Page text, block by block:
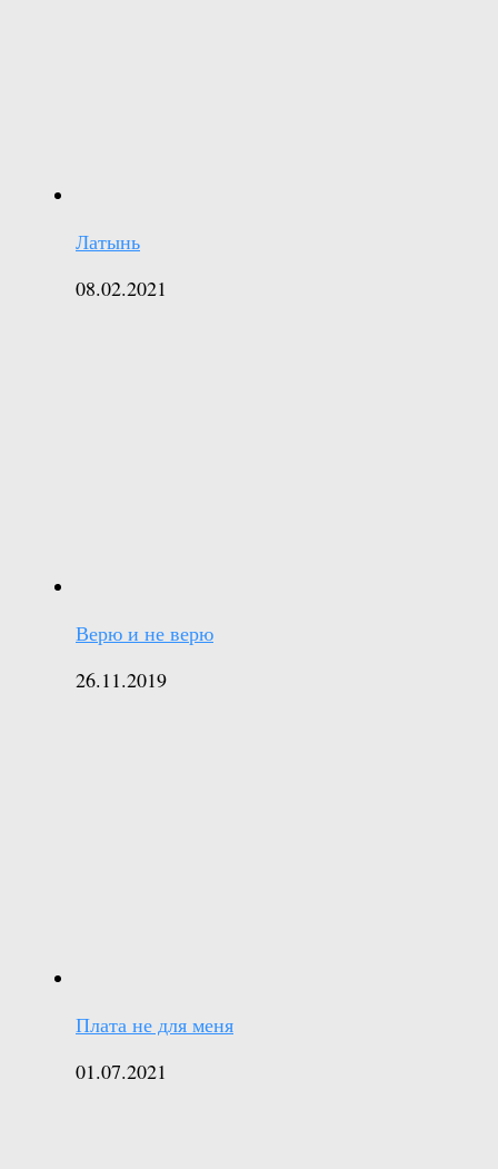
Латынь
08.02.2021
Верю и не верю
26.11.2019
Плата не для меня
01.07.2021